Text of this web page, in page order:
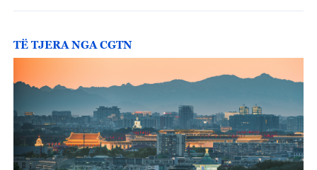
TË TJERA NGA CGTN